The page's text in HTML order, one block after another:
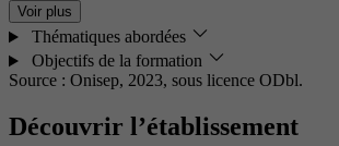
Voir plus
Thématiques abordées
Objectifs de la formation
Source : Onisep, 2023, sous licence ODbl.
Découvrir l’établissement